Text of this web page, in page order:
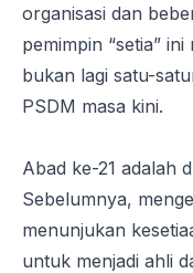
organisasi dan
pemimpin “setia”
bukan lagi satu-
PSDM masa kini.
Abad ke-21 adalah
Sebelumnya,
menunjukan
untuk menjadi ahli